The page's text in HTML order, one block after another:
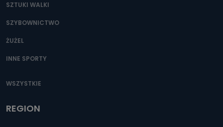
SZTUKI WALKI
SZYBOWNICTWO
ŻUŻEL
INNE SPORTY
WSZYSTKIE
REGION